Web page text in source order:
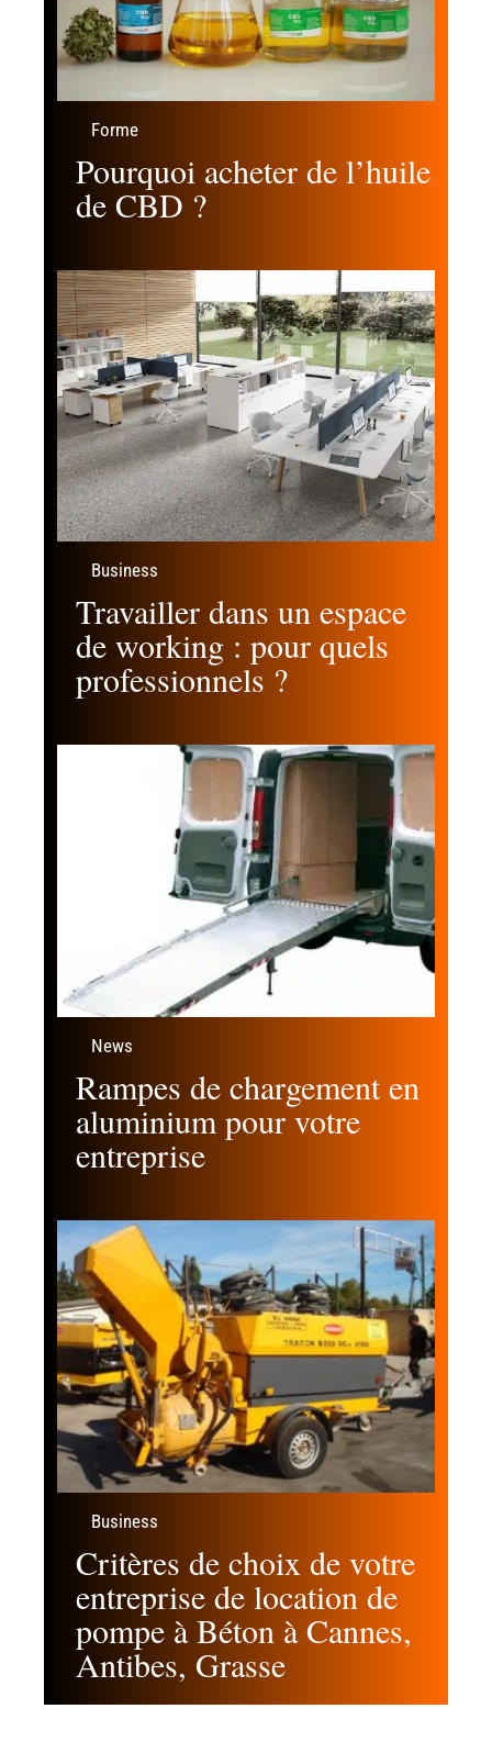
Forme
Pourquoi acheter de l’huile
de CBD ?
Business
Travailler dans un espace
de working : pour quels
professionnels ?
News
Rampes de chargement en
aluminium pour votre
entreprise
Business
Critères de choix de votre
entreprise de location de
pompe à Béton à Cannes,
Antibes, Grasse